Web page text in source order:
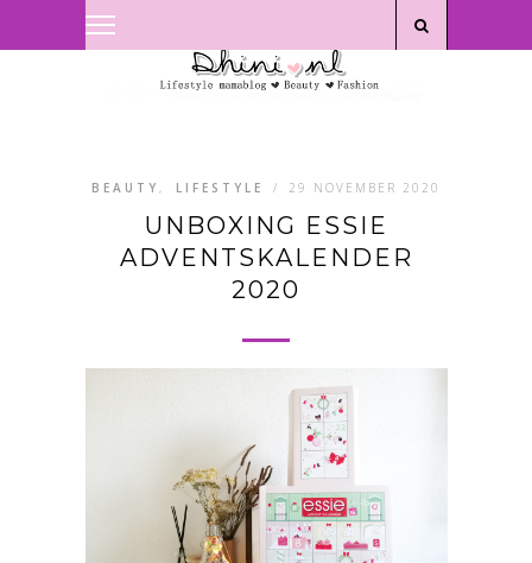
BEAUTY , LIFESTYLE / 29 NOVEMBER 2020
UNBOXING ESSIE
ADVENTSKALENDER
2020